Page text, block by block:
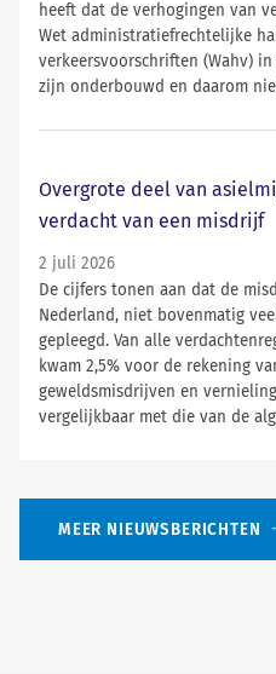
heeft dat de verhogingen van
Wet administratiefrechtelijke
verkeersvoorschriften (Wahv)
zijn onderbouwd en daarom
Overgrote deel van
verdacht van een misdrijf
2 juli 2026
De cijfers tonen aan dat de
Nederland, niet bovenmatig
gepleegd. Van alle
kwam 2,5% voor de rekening
geweldsmisdrijven en
vergelijkbaar met die van de
MEER NIEUWSBERICHTEN